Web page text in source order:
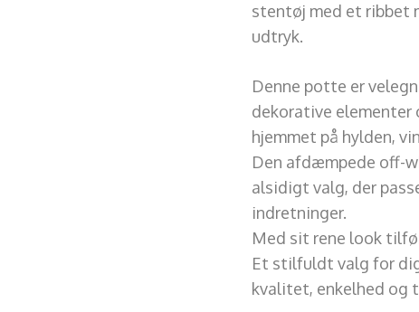
stentøj med et ribbet
udtryk.
Denne potte er
dekorative
hjemmet på hylden,
Den afdæmpede off-
alsidigt valg, der
indretninger.
Med sit rene look
Et stilfuldt valg for
kvalitet, enkelhed og